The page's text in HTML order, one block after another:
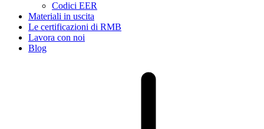
Codici EER
Materiali in uscita
Le certificazioni di RMB
Lavora con noi
Blog